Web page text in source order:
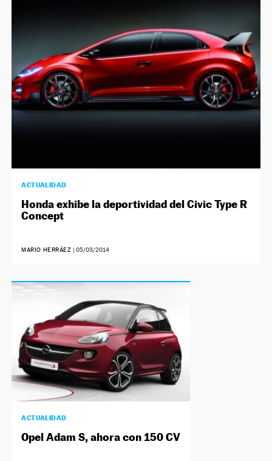
ACTUALIDAD
Honda exhibe la deportividad del Civic Type R
Concept
MARIO HERRÁEZ | 05/03/2014
ACTUALIDAD
Opel Adam S, ahora con 150 CV